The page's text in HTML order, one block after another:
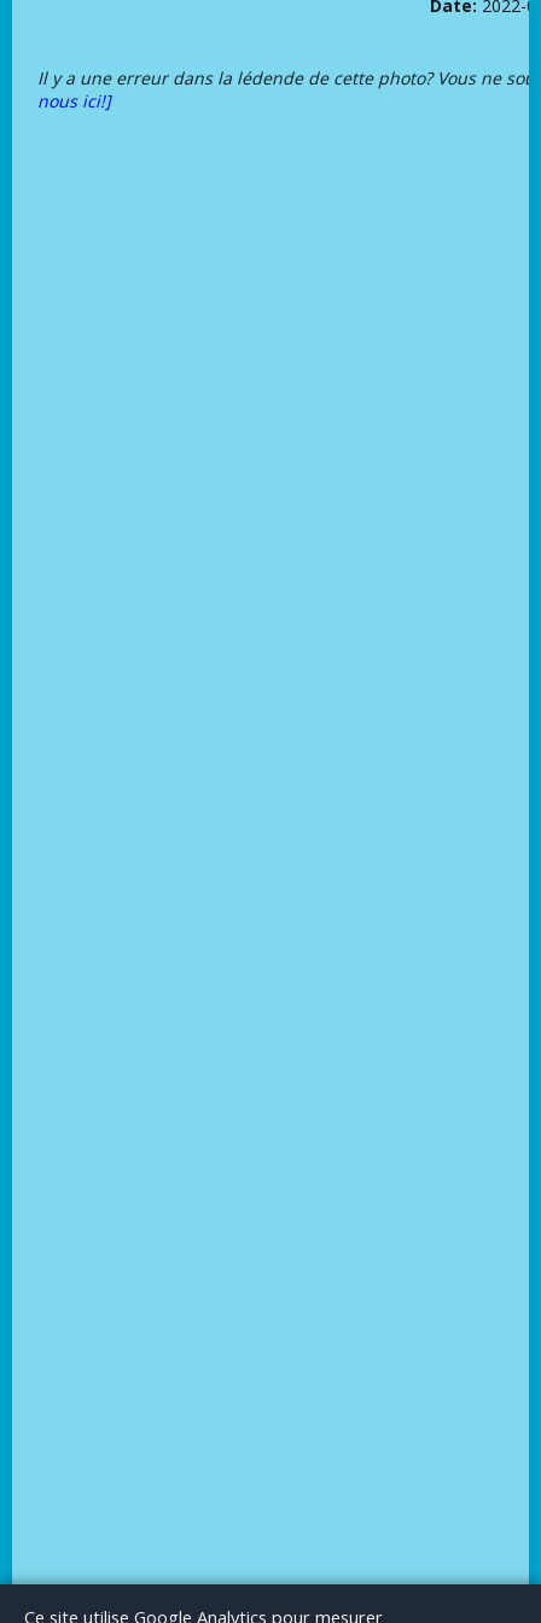
Date: 2022-
Il y a une erreur dans la lédende de cette photo? Vous ne
nous ici!]
Le BlogPublicité Articles invitésMentions Légales
Ce site utilise Google Analytics pour mesurer